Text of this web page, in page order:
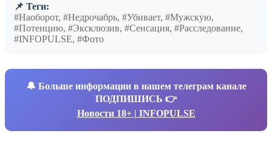
📌 Теги:
#Наоборот, #Недрочабрь, #Убивает, #Мужскую,
#Потенцию, #Эксклюзив, #Сенсация, #Расследование,
#INFOPULSE, #Фото
🔔 Больше информации в нашем телеграм канале
ПОДПИШИСЬ 👉
Новости 18+ | INFOPULSE